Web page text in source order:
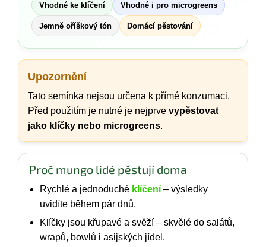
Vhodné ke klíčení Vhodné i pro microgreens
Jemně oříškový tón Domácí pěstování
Upozornění
Tato semínka nejsou určena k přímé konzumaci.
Před použitím je nutné je nejprve vypěstovat
jako klíčky nebo microgreens.
Proč mungo lidé pěstují doma
Rychlé a jednoduché klíčení – výsledky
uvidíte během pár dnů.
Klíčky jsou křupavé a svěží – skvělé do salátů,
wrapů, bowlů i asijských jídel.